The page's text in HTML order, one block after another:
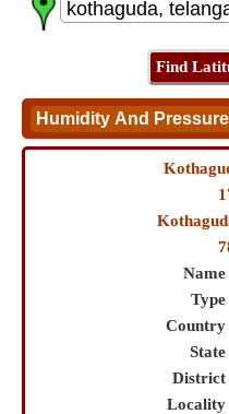
Country
District
Locality